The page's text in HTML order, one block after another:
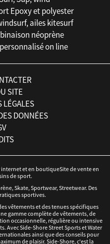
Epoxy et polyester
ailes kitesurf
néoprène
on line
SITE
LÉGALES
DONNÉES
et en boutiqueSite de vente en
de sport.
Skate, Sportwear, Streetwear. Des
sportives.
vêtements et des tenues spécifiques
gamme complète de vêtements, de
occasionnelle, régulière ou intensive
Avec Side-Shore Street Sports et Water
ainsi que des conseils pour
de plaisir. Side-Shore, c'est la